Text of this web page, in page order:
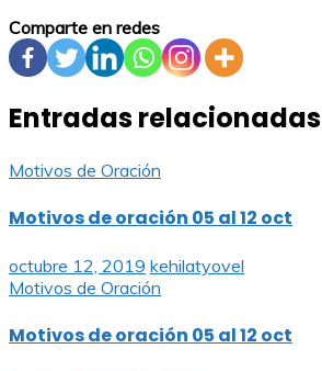
Comparte en redes
Entradas relacionadas
Motivos de Oración
Motivos de oración 05 al 12 oct
octubre 12, 2019 kehilatyovel
Motivos de Oración
Motivos de oración 05 al 12 oct